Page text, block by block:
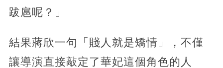
跋扈呢？」
結果蔣欣一句「賤人就是矯情」，不僅
讓導演直接敲定了華妃這個角色的人